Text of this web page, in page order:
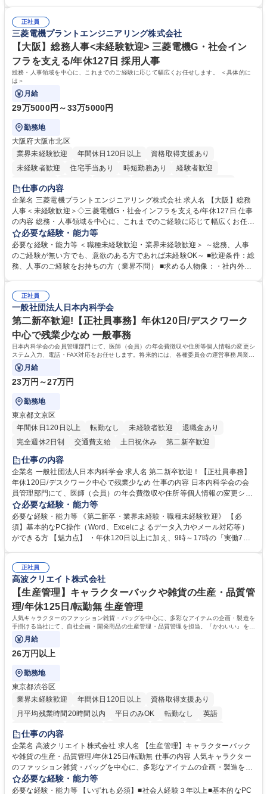
平均100件前後■メール・手紙：同上40件前後 募集職種 中野本社【お客様
相談室】お客様のお声をもとにより良い商品づくりへ貢献
すのでご安心ください。 【当社について】キリングループの広報機能を担
う会社として、お客様との出会いを大切にし、磨き上げたホスピタリティ
を込めてコミュニケーションをとりながら広報関連業務を行っておりま
す。 学歴・資格 学歴：大学院 大学 高専 短大 専修学校 高校 語学力： 資
格：
正社員
三菱電機プラントエンジニアリング株式会社
【大阪】総務人事<未経験歓迎> 三菱電機G・社会イン
フラを支える/年休127日 採用人事
総務・人事領域を中心に、これまでのご経験に応じて幅広くお任せします。 ＜具体的に
は＞
月給
29万5000円～33万5000円
勤務地
大阪府大阪市北区
業界未経験歓迎
年間休日120日以上
資格取得支援あり
未経験者歓迎
住宅手当あり 時短勤務あり
経験者歓迎
退職金あり
駅近5分以内
土日祝休み 服装自由 寮・社宅あり 食事補助あり
仕事の内容
企業名 三菱電機プラントエンジニアリング株式会社 求人名 【大阪】総務
人事＜未経験歓迎＞◇三菱電機G・社会インフラを支える/年休127日 仕事
の内容 総務・人事領域を中心に、これまでのご経験に応じて幅広くお任せ
します。 ＜具体的には＞ ・総務/人事労務（給与・社保・勤怠管理など）
・採用・教育研修 ・福利厚生運用 など ※基本的には事務所勤務ですが、
採用や教育等の業務内容により、関西圏以外への日帰り・宿泊を伴う国内
出張もございます。 ※担当業務を持ちつつ、お互いに助け合いながら、総
必要な経験・能力等
必要な経験・能力等 ＜職種未経験歓迎・業界未経験歓迎＞ ～総務、人事
のご経験が無い方でも、意欲のある方であれば未経験OK～ ■歓迎条件：総
務、人事のご経験をお持ちの方（業界不問） ■求める人物像：・社内外の
正社員
一般社団法人日本内科学会
第二新卒歓迎!【正社員事務】年休120日/デスクワーク
中心で残業少なめ 一般事務
日本内科学会の会員管理部門にて、医師（会員）の年会費徴収や住所等個人情報の変更シ
ステム入力、電話・FAX対応をお任せします。将来的には、各種委員会の運営事務局業務
などにも幅広く携わっていただきます。
月給
23万円～27万円
勤務地
東京都文京区
年間休日120日以上
転勤なし 未経験者歓迎
退職金あり
完全週休2日制
交通費支給 土日祝休み 第二新卒歓迎
仕事の内容
企業名 一般社団法人日本内科学会 求人名 第二新卒歓迎！【正社員事務】
年休120日/デスクワーク中心で残業少なめ 仕事の内容 日本内科学会の会
員管理部門にて、医師（会員）の年会費徴収や住所等個人情報の変更シス
テム入力、電話・FAX対応をお任せします。将来的には、各種委員会の運
営事務局業務などにも幅広く携わっていただきます。 【会員管理・データ
入力業務】 ・医師（会員）の住所変更、個人情報のシステム登録・更新
・年会費の徴収管理や入金データの照合確認 【問い合わせ対応】 ・会員
年休120日/デスクワーク中心で残業少なめ
必要な経験・能力等
必要な経験・能力等 《第二新卒・業界未経験・職種未経験歓迎》 【必
須】基本的なPC操作（Word、Excelによるデータ入力やメール対応等）
ができる方 【魅力点】 ・年休120日以上に加え、9時～17時の「実働7時
整、資料作成、当日の運営サポート 学歴・資格 学歴：大学院 大学 語学
力： 資格：
正社員
高波クリエイト株式会社
【生産管理】キャラクターバックや雑貨の生産・品質管
理/年休125日/転勤無 生産管理
人気キャラクターのファッション雑貨・バッグを中心に、多彩なアイテムの企画・製造を
手掛ける当社にて、自社企画・開発商品の生産管理・品質管理を担当。『かわいい』を届
けるやりがいのあるポジションです。
月給
26万円以上
勤務地
東京都渋谷区
業界未経験歓迎
年間休日120日以上
資格取得支援あり
月平均残業時間20時間以内
平日のみOK 転勤なし
英語
住宅手当あり
完全週休2日制
交通費支給 駅近5分以内 中国語 土日祝休み
仕事の内容
企業名 高波クリエイト株式会社 求人名 【生産管理】キャラクターバック
や雑貨の生産・品質管理/年休125日/転勤無 仕事の内容 人気キャラクター
のファッション雑貨・バッグを中心に、多彩なアイテムの企画・製造を手
掛ける当社にて、自社企画・開発商品の生産管理・品質管理を担当。『か
わいい』を届けるやりがいのあるポジションです。 有名ブランドやキャラ
必要な経験・能力等
必要な経験・能力等 【いずれも必須】■社会人経験３年以上■基本的なPC